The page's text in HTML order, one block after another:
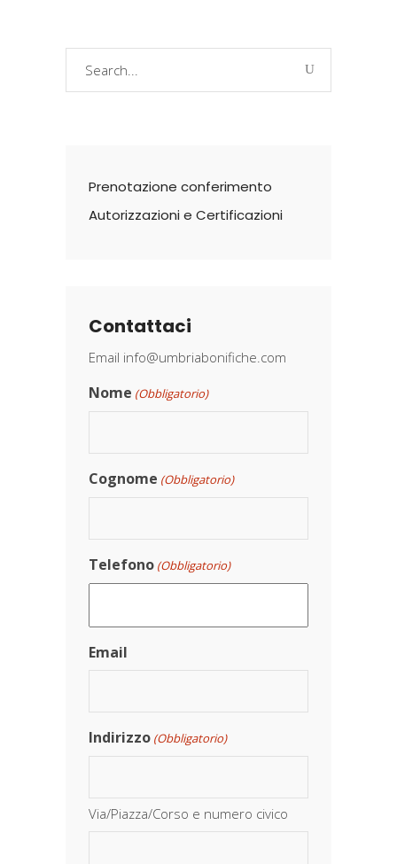
Prenotazione conferimento
Autorizzazioni e Certificazioni
Contattaci
Email info@umbriabonifiche.com
Nome (Obbligatorio)
Cognome (Obbligatorio)
Telefono (Obbligatorio)
Email
Indirizzo (Obbligatorio)
Via/Piazza/Corso e numero civico